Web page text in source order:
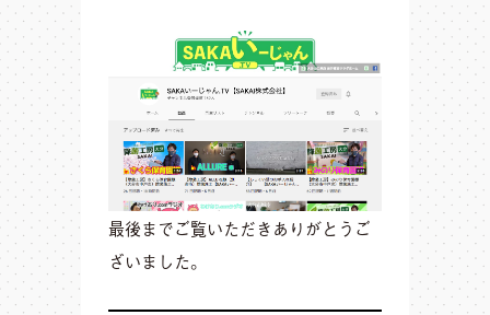
最後までご覧いただきありがとうご
ざいました。